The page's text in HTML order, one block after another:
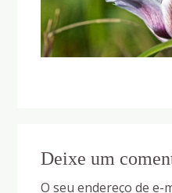
Interactions
Deixe um
O seu endereço de e-